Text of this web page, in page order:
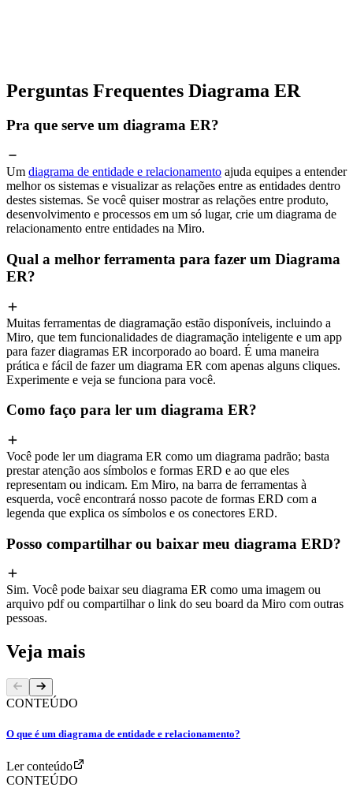
Perguntas Frequentes Diagrama ER
Pra que serve um diagrama ER?
Um diagrama de entidade e relacionamento ajuda equipes a entender
melhor os sistemas e visualizar as relações entre as entidades dentro
destes sistemas. Se você quiser mostrar as relações entre produto,
desenvolvimento e processos em um só lugar, crie um diagrama de
relacionamento entre entidades na Miro.
Qual a melhor ferramenta para fazer um Diagrama
ER?
Muitas ferramentas de diagramação estão disponíveis, incluindo a
Miro, que tem funcionalidades de diagramação inteligente e um app
para fazer diagramas ER incorporado ao board. É uma maneira
prática e fácil de fazer um diagrama ER com apenas alguns cliques.
Experimente e veja se funciona para você.
Como faço para ler um diagrama ER?
Você pode ler um diagrama ER como um diagrama padrão; basta
prestar atenção aos símbolos e formas ERD e ao que eles
representam ou indicam. Em Miro, na barra de ferramentas à
esquerda, você encontrará nosso pacote de formas ERD com a
legenda que explica os símbolos e os conectores ERD.
Posso compartilhar ou baixar meu diagrama ERD?
Sim. Você pode baixar seu diagrama ER como uma imagem ou
arquivo pdf ou compartilhar o link do seu board da Miro com outras
pessoas.
Veja mais
CONTEÚDO
O que é um diagrama de entidade e relacionamento?
Ler conteúdo
CONTEÚDO